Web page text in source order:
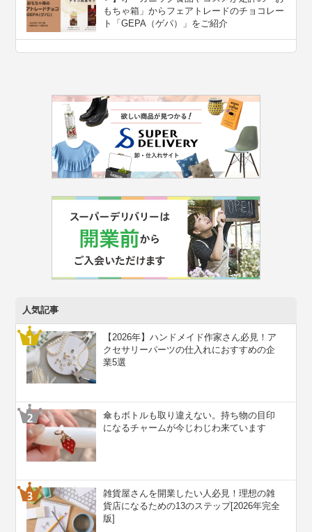
もちゃ箱」からフェアトレードのチョコレー
ト「GEPA（ゲパ）」をご紹介
人気記事
【2026年】ハンドメイド作家さん必見！ア
クセサリーパーツの仕入れにおすすめの企
業5選
傘もボトルも取り違えない。持ち物の目印
になるチャームが今じわじわ来ています
雑貨屋さんを開業したい人必見！理想の雑
貨店になるための13のステップ[2026年完全
版]